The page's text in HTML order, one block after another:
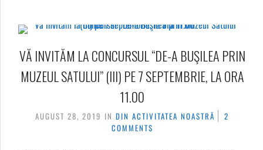
VĂ INVITĂM LA CONCURSUL “DE-A BUŞILEA PRIN
MUZEUL SATULUI” (III) PE 7 SEPTEMBRIE, LA ORA
11.00
AUGUST 28, 2019 IN DIN ACTIVITATEA NOASTRĂ
2
COMMENTS